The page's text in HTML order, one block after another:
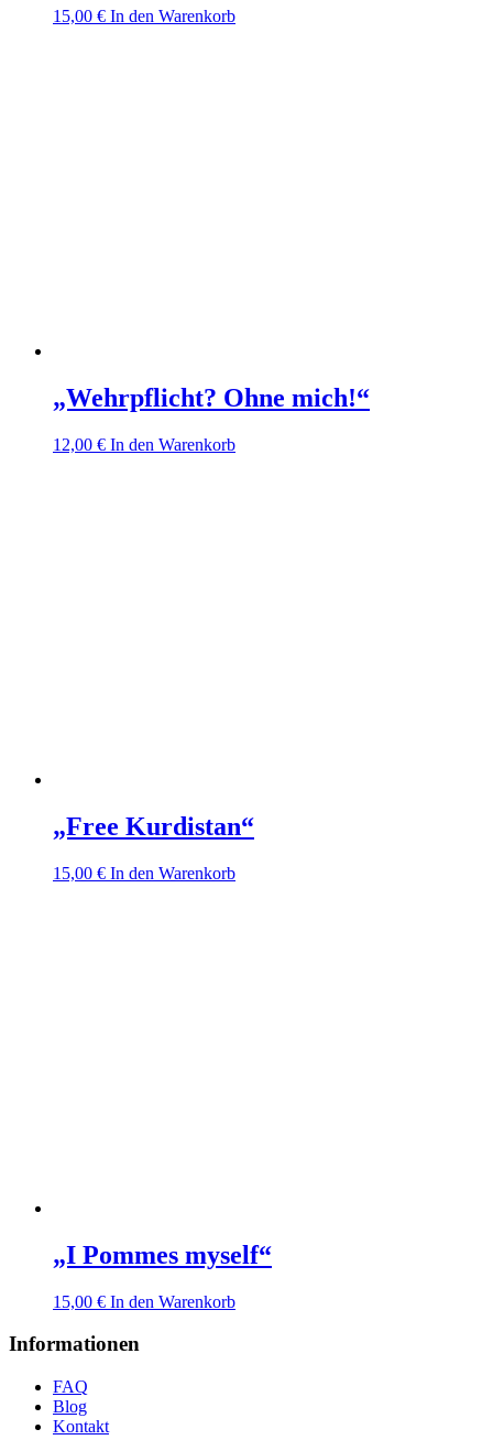
15,00 € In den Warenkorb
„Wehrpflicht? Ohne mich!“
12,00 € In den Warenkorb
„Free Kurdistan“
15,00 € In den Warenkorb
„I Pommes myself“
15,00 € In den Warenkorb
Informationen
FAQ
Blog
Kontakt